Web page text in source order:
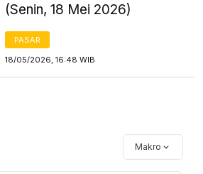
(Senin, 18 Mei 2026)
PASAR
18/05/2026, 16:48 WIB
Makro